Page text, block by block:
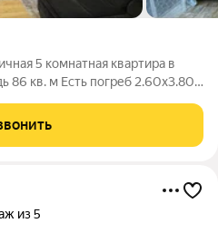
5 комнатная квартира в
86 кв. м Есть погреб 2.60х3.80
есть металлический гараж
из 5